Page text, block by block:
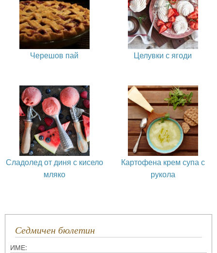
Черешов пай Целувки с ягоди
Сладолед от диня с кисело
мляко
Картофена крем супа с
рукола
Седмичен бюлетин
ИМЕ: